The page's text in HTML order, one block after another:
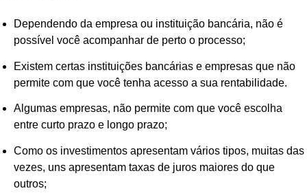
Dependendo da empresa ou instituição bancária, não é
possível você acompanhar de perto o processo;
Existem certas instituições bancárias e empresas que não
permite com que você tenha acesso a sua rentabilidade.
Algumas empresas, não permite com que você escolha
entre curto prazo e longo prazo;
Como os investimentos apresentam vários tipos, muitas das
vezes, uns apresentam taxas de juros maiores do que
outros;